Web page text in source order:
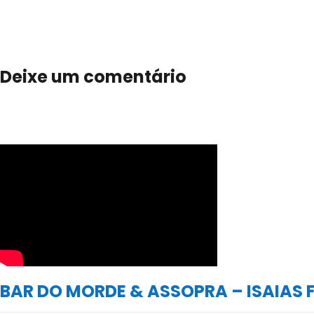
Deixe um comentário
BAR DO MORDE & ASSOPRA – ISAIAS